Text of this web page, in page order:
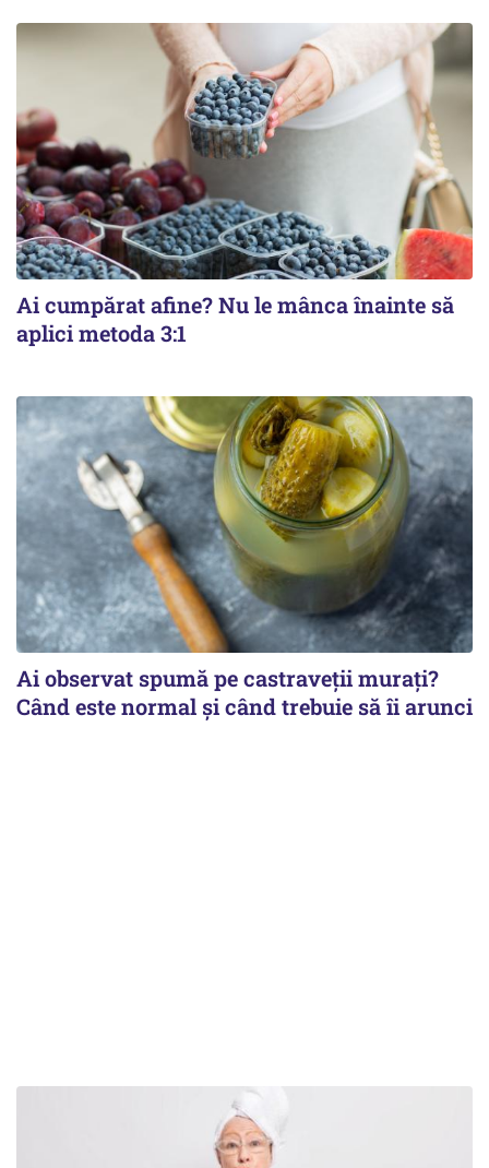
Ai cumpărat afine? Nu le mânca înainte să
aplici metoda 3:1
Ai observat spumă pe castraveții murați?
Când este normal și când trebuie să îi arunci